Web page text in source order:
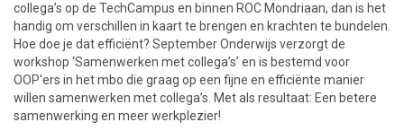
collega’s op de TechCampus en binnen ROC Mondriaan, dan is het
handig om verschillen in kaart te brengen en krachten te bundelen.
Hoe doe je dat efficiënt? September Onderwijs verzorgt de
workshop ‘Samenwerken met collega’s’ en is bestemd voor
OOP'ers in het mbo die graag op een fijne en efficiënte manier
willen samenwerken met collega’s. Met als resultaat: Een betere
samenwerking en meer werkplezier!